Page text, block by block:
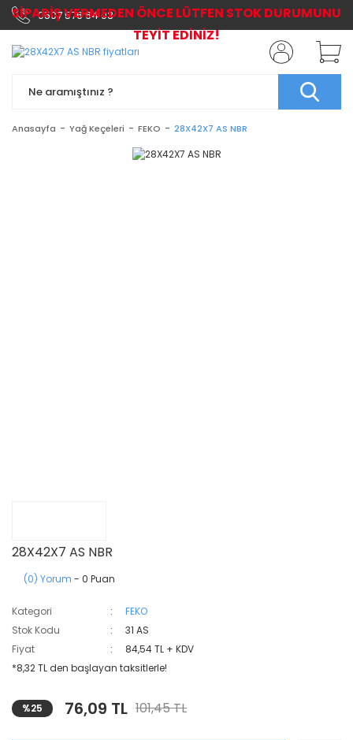
0507 576 64 03
Anasayfa Yağ Keçeleri FEKO 28X42X7 AS NBR
28X42X7 AS NBR
(0) Yorum - 0 Puan
Kategori
FEKO
Stok Kodu
31 AS
Fiyat
84,54 TL + KDV
*8,32 TL den başlayan taksitlerle!
%25 76,09 TL 101,45 TL
SİPARİŞ VERMEDEN ÖNCE LÜTFEN STOK DURUMUNU
TEYİT EDİNİZ!